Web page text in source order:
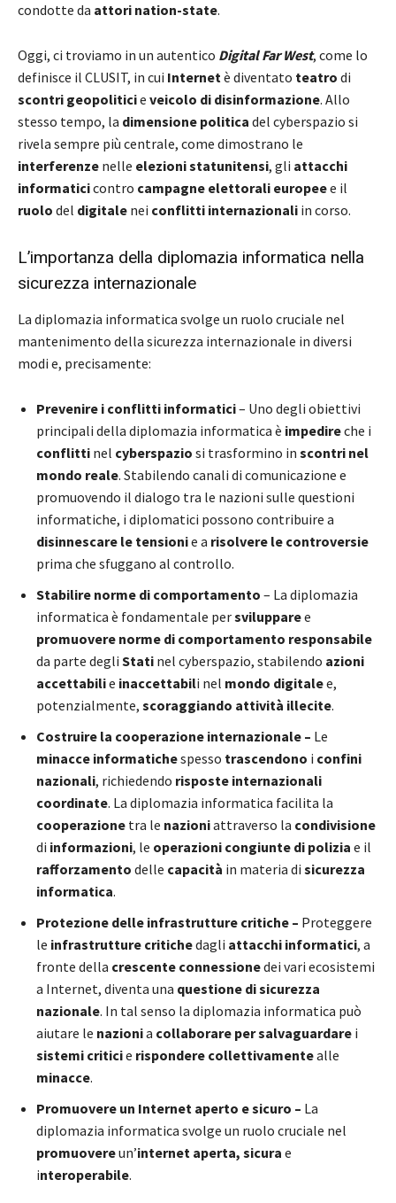
condotte da attori nation-state.
Oggi, ci troviamo in un autentico Digital Far West, come lo
definisce il CLUSIT, in cui Internetè diventato teatro di
scontri geopoliticie veicolo di disinformazione. Allo
stesso tempo, la dimensione politica del cyberspazio si
rivela sempre più centrale, come dimostrano le
interferenze nelle elezioni statunitensi, gli attacchi
informaticicontro campagne elettorali europeee il
ruolo del digitale nei conflitti internazionali in corso.
L’importanza della diplomazia informatica nella
sicurezza internazionale
La diplomazia informatica svolge un ruolo cruciale nel
mantenimento della sicurezza internazionale in diversi
modi e, precisamente:
Prevenire i conflitti informatici– Uno degli obiettivi
principali della diplomazia informatica è impedireche i
conflitti nel cyberspazio si trasformino in scontri nel
mondo reale. Stabilendo canali di comunicazione e
promuovendo il dialogo tra le nazioni sulle questioni
informatiche, i diplomatici possono contribuire a
disinnescare le tensionie a risolvere le controversie
prima che sfuggano al controllo.
Stabilire norme di comportamento – La diplomazia
informatica è fondamentale persvilupparee
promuovere norme di comportamento responsabile
da parte degli Stati nel cyberspazio, stabilendo azioni
accettabilie inaccettabili nel mondo digitalee,
potenzialmente, scoraggiando attività illecite.
Costruire la cooperazione internazionale – Le
minacce informatichespesso trascendono i confini
nazionali, richiedendo risposte internazionali
coordinate. La diplomazia informatica facilita la
cooperazione tra le nazioniattraverso la condivisione
di informazioni, le operazioni congiunte di polizia e il
rafforzamento delle capacità in materia di sicurezza
informatica.
Protezione delle infrastrutture critiche – Proteggere
le infrastrutture critichedagli attacchi informatici, a
fronte della crescente connessionedei vari ecosistemi
a Internet, diventa una questione di sicurezza
nazionale. In tal senso la diplomazia informatica può
aiutare le nazionia collaborare per salvaguardare i
sistemi criticie rispondere collettivamentealle
minacce.
Promuovere un Internet aperto e sicuro – La
diplomazia informatica svolge un ruolo cruciale nel
promuovereun’internet aperta, sicura e
interoperabile.